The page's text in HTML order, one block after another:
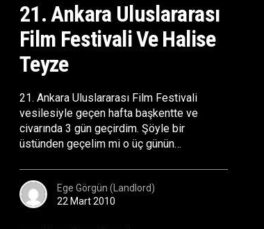
21. Ankara Uluslararası
Film Festivali Ve Halise
Teyze
21. Ankara Uluslararası Film Festivali
vesilesiyle geçen hafta başkentte ve
civarında 3 gün geçirdim. Şöyle bir
üstünden geçelim mi o üç günün…
Ege Görgün (Landlord)
22 Mart 2010